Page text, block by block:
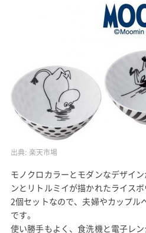
出典: 楽天市場
モノクロカラーとモダンなデザイ
ンとリトルミイが描かれたライスボ
2個セットなので、夫婦やカップル
です。
使い勝手もよく、食洗機と電子レ